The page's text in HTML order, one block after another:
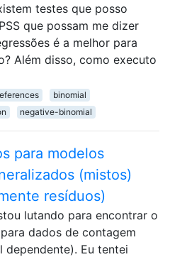
testes que posso
que possam me dizer
é a melhor para
Além disso, como executo
binomial
negative-binomial
para modelos
(mistos)
resíduos)
lutando para encontrar o
dados de contagem
dependente). Eu tentei